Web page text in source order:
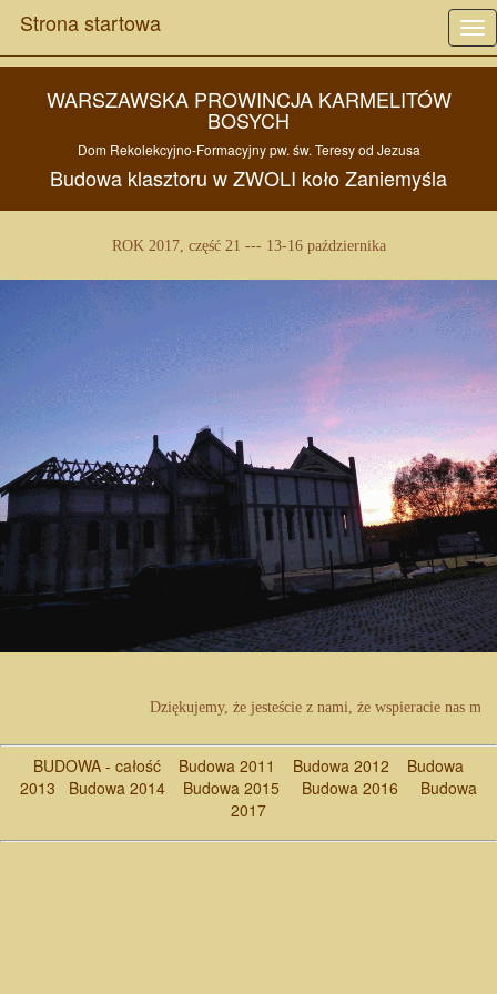
Strona startowa
WARSZAWSKA PROWINCJA KARMELITÓW
BOSYCH
Dom Rekolekcyjno-Formacyjny pw. św. Teresy od Jezusa
Budowa klasztoru wZWOLI kołoZaniemyśla
ROK 2017, część 21 --- 13-16 października
Dziękujemy, że jesteście z nami, że wspieracie nas
BUDOWA - całość Budowa 2011 Budowa 2012
Budowa
2013
Budowa 2014 Budowa 2015 Budowa 2016
Budowa
2017